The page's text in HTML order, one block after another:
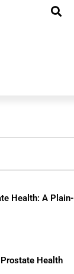
Health: A Plain-
Health